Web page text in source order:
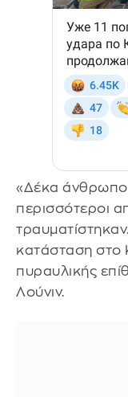
«Δέκα
περισσότεροι
κατάσταση στο
πυραυλικής
Λούνιν.